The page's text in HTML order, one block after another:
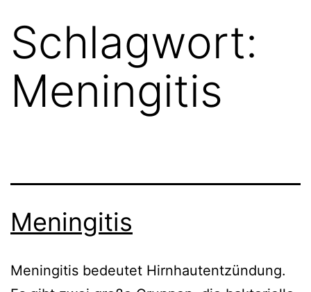
Schlagwort:
Meningitis
Meningitis
Meningitis bedeutet Hirnhautentzündung.